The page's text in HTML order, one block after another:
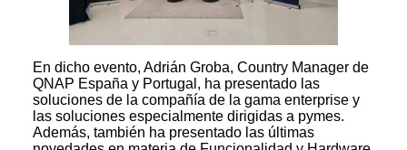
En dicho evento, Adrián Groba, Country Manager de
QNAP España y Portugal, ha presentado las
soluciones de la compañía de la gama enterprise y
las soluciones especialmente dirigidas a pymes.
Además, también ha presentado las últimas